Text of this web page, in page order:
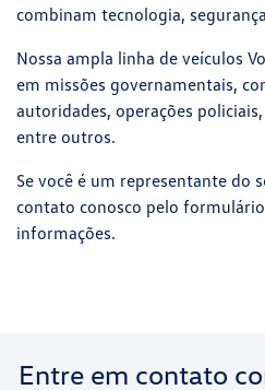
combinam tecnologia,
Nossa ampla linha de veículos
em missões governamentais,
autoridades, operações
entre outros.
Se você é um representante do
contato conosco pelo
informações.
Entre em contato